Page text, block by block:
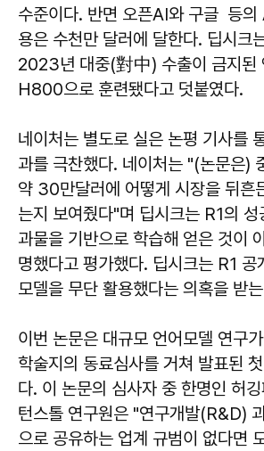
수준이다. 반면 오픈AI와 구글 등의
용은 수천만 달러에 달한다. 딥시크
2023년 대중(對中) 수출이 금지된
H800으로 훈련됐다고 덧붙였다.
네이처는 별도로 실은 논평 기사를
과를 극찬했다. 네이처는 "(논문은)
약 30만달러에 어떻게 시장을 뒤흔
는지 보여줬다"며 딥시크는 R1의 성
과물을 기반으로 학습해 얻은 것이
명했다고 평가했다. 딥시크는 R1 공
모델을 무단 활용했다는 의혹을 받
이번 논문은 대규모 언어모델 연구
학술지의 동료심사를 거쳐 발표된
다. 이 논문의 심사자 중 한명인 허
턴스톨 연구원은 "연구개발(R&D)
으로 공유하는 업계 규범이 없다면